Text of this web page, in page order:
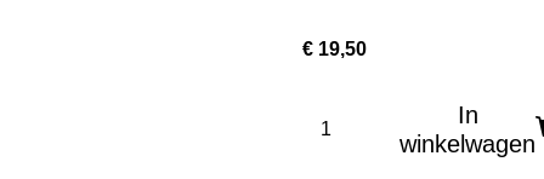
€ 19,50
In
winkelwagen